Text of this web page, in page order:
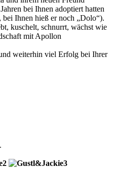
bei Ihnen adoptiert hatten
bei Ihnen hieß er noch „Dolo“).
kuschelt, schnurrt, wächst wie
mit Apollon
weiterhin viel Erfolg bei Ihrer